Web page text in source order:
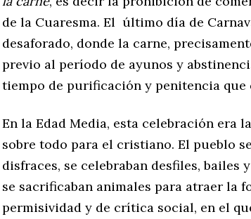
de la Cuaresma. El último día de
desaforado, donde la carne,
previo al período de ayunos y
tiempo de purificación y penitencia que
En la Edad Media, esta celebración era
sobre todo para el cristiano. El pueblo
disfraces, se celebraban desfiles, bailes
se sacrificaban animales para atraer la
permisividad y de crítica social, en el